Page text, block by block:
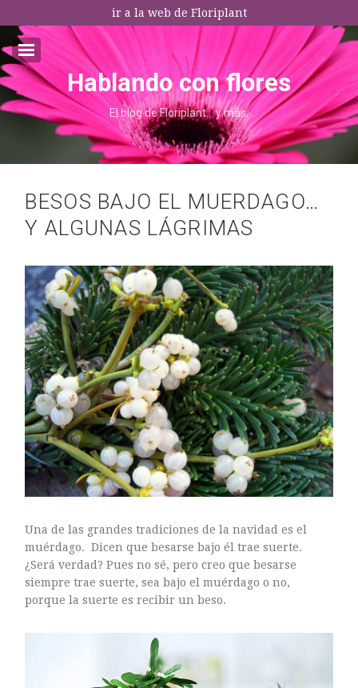
ir a la web de Floriplant
I agree terms and conditions.*
Email:*
* This field is required
ARTE FLORAL
BLOGS
Bodas
CULTIVOS
DECORACION
EXPOSICIONES
flores
FOTOGRAFIA
INSTAGRAM
JARDINES
LOS PINTORES Y LAS FLORES
MAESTROS FLORISTAS
Hablando con flores
El blog de Floriplant… y más.
BESOS BAJO EL MUERDAGO…
Y ALGUNAS LÁGRIMAS
Una de las grandes tradiciones de la navidad es el
muérdago. Dicen que besarse bajo él trae suerte.
¿Será verdad? Pues no sé, pero creo que besarse
siempre trae suerte, sea bajo el muérdago o no,
porque la suerte es recibir un beso.